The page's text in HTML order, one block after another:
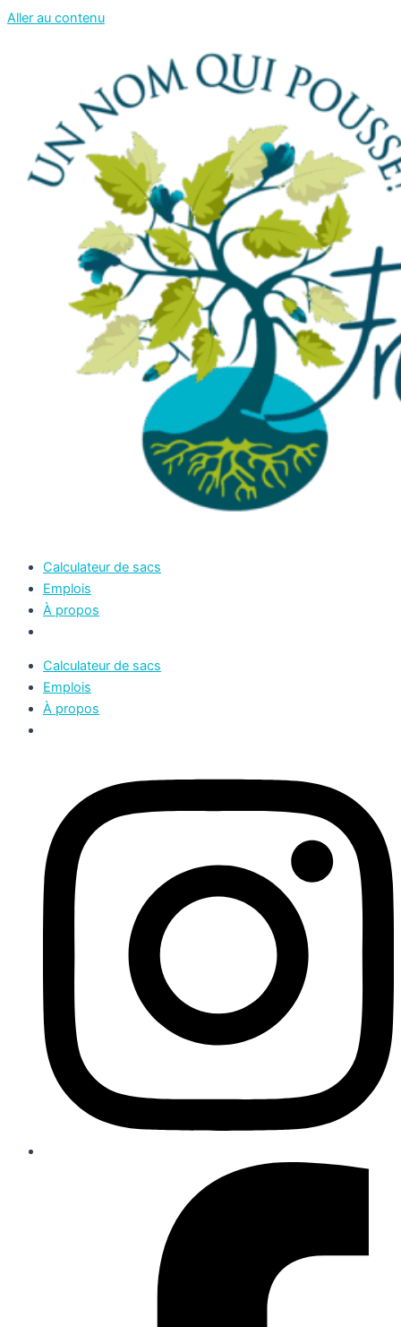
Aller au contenu
Calculateur de sacs
Emplois
À propos
Calculateur de sacs
Emplois
À propos